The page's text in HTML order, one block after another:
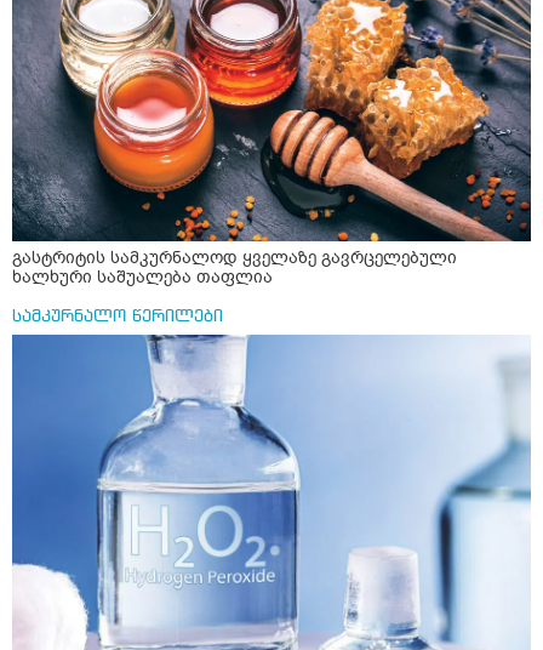
შეიცავო დიდი ოდენობით ოქსალატებს და თირკმელში
გააჩენსო კენჭებს. ზუსტად ვერ გავიგე როგორ
მოვამზადო უსაფრთხოდ. 2) მეორე ვარიანტი
მაინტერესებს რძესთან ერთად მიღება: რძეში ჩავყარო
ერთი სუფრის კოვზის მეოთხედი ფხვნილი კურკუმა და
ჩავყარო ცოტა შავი პილპილი და ავადუღო თუ ჯერ რძე
ავადუღო, ცოტა გათბეს და მერე ჩავყარო კურკუმა? და
საღამოს ვახშამზე რომ მივიღო თუ შეიძლება? P.S მიზანი
არის ანთების საწინააღმდეგო,ანტიოქსიდანტური და
დამამშვიდებელი( მშვიდი ძილისთვის)
გასტრიტის სამკურნალოდ ყველაზე გავრცელებული
ხალხური საშუალება თაფლია
სამკურნალო წერილები